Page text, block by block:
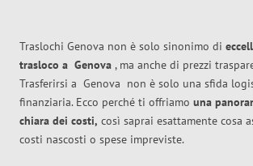
Traslochi Genova non è solo sinonimo di
trasloco a Genova , ma anche di prezzi
Trasferirsi a Genova non è solo una sfida
finanziaria. Ecco perché ti offriamo una
chiara dei costi, così saprai esattamente cosa
costi nascosti o spese impreviste.